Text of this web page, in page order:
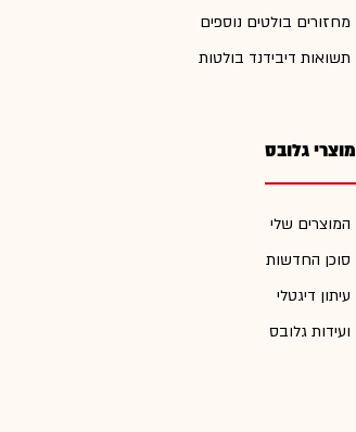
מחזורים בולטים נוספים
תשואות דיבידנד בולטות
מוצרי גלובס
המוצרים שלי
סוכן החדשות
עיתון דיגטלי
ועידות גלובס